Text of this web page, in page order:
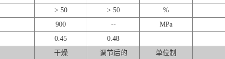
> 50 > 50 %
900 -- MPa
0.45
0.48
干燥 调节后的 单位制